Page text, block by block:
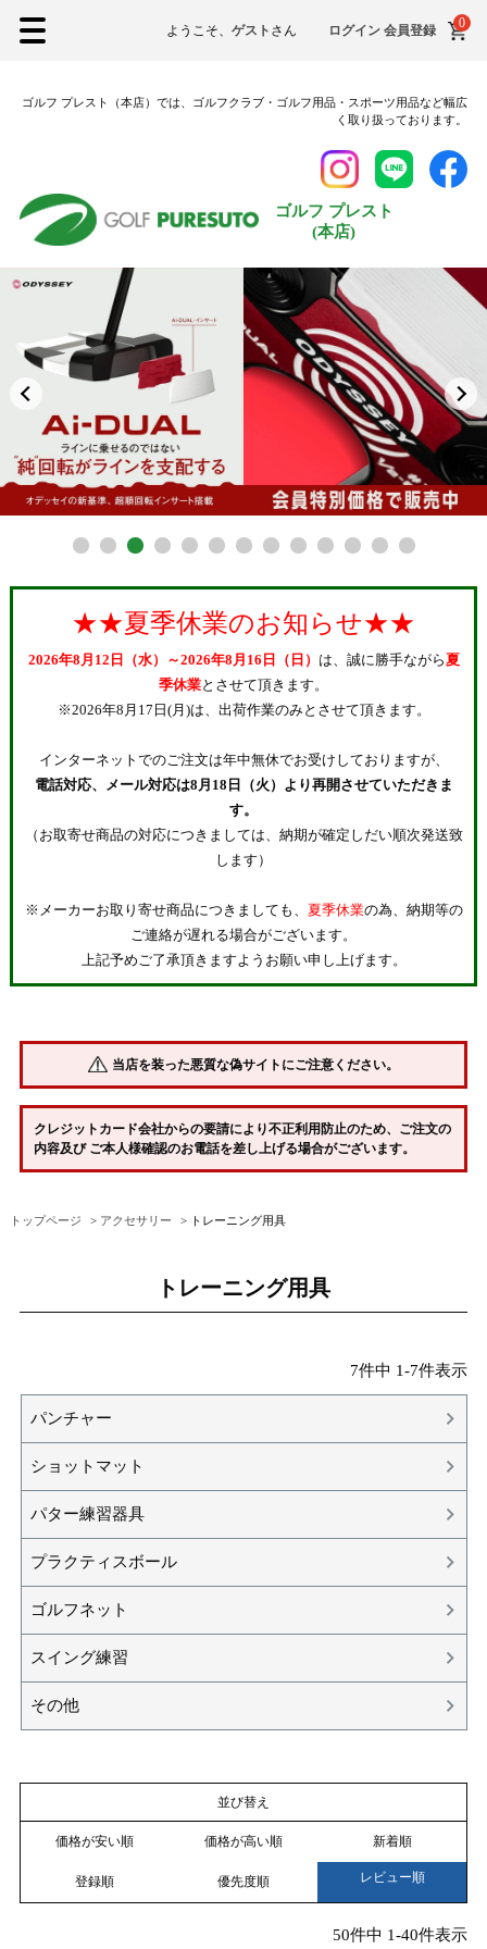
ようこそ、 ゲスト さん ログイン 会員登録 0
ゴルフ プレスト（本店）では、ゴルフクラブ・ゴルフ用品・スポーツ用品など幅広
く取り扱っております。
ゴルフ プレスト
(本店)
★★夏季休業のお知らせ★★
2026年8月12日（水）～2026年8月16日（日） は、誠に勝手ながら夏
季休業とさせて頂きます。
※2026年8月17日(月)は、出荷作業のみとさせて頂きます。
インターネットでのご注文は年中無休でお受けしておりますが、
電話対応、メール対応は8月18日（火）より再開させていただきま
す。
（お取寄せ商品の対応につきましては、納期が確定しだい順次発送致
します）
※メーカーお取り寄せ商品につきましても、 夏季休業の為、納期等の
ご連絡が遅れる場合がございます。
上記予めご了承頂きますようお願い申し上げます。
当店を装った悪質な偽サイトにご注意ください。
クレジットカード会社からの要請により不正利用防止のため、ご注文の
内容及び ご本人様確認のお電話を差し上げる場合がございます。
トップページ アクセサリー トレーニング用具
トレーニング用具
7件中 1-7件表示
パンチャー
ショットマット
パター練習器具
プラクティスボール
ゴルフネット
スイング練習
その他
並び替え
価格が安い順 価格が高い順 新着順
登録順 優先度順 レビュー順
50件中 1-40件表示